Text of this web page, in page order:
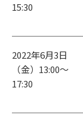
15:30
2022年6月3日
（金）13:00～
17:30